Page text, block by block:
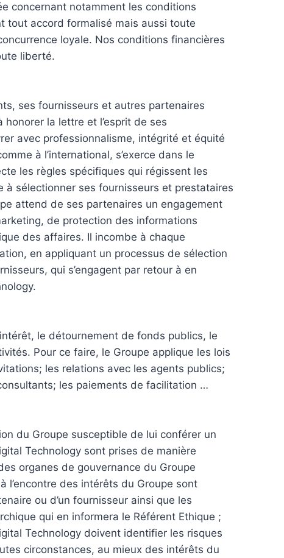
concernant notamment les conditions
tout accord formalisé mais aussi toute
loyale. Nos conditions financières
liberté.
ses fournisseurs et autres partenaires
honorer la lettre et l’esprit de ses
avec professionnalisme, intégrité et équité
à l’international, s’exerce dans le
les règles spécifiques qui régissent les
à sélectionner ses fournisseurs et prestataires
attend de ses partenaires un engagement
de protection des informations
des affaires. Il incombe à chaque
en appliquant un processus de sélection
qui s’engagent par retour à en
le détournement de fonds publics, le
Pour ce faire, le Groupe applique les lois
les relations avec les agents publics;
les paiements de facilitation …
du Groupe susceptible de lui conférer un
Technology sont prises de manière
organes de gouvernance du Groupe
l’encontre des intérêts du Groupe sont
ou d’un fournisseur ainsi que les
qui en informera le Référent Ethique ;
Technology doivent identifier les risques
circonstances, au mieux des intérêts du